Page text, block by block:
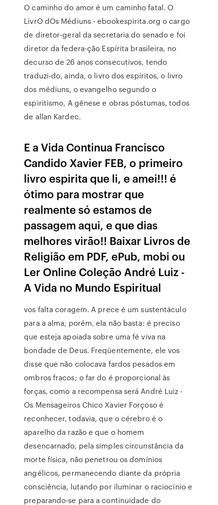
O caminho do amor é um caminho fatal. O
LivrO dOs Médiuns - ebookespirita.org o cargo
de diretor-geral da secretaria do senado e foi
diretor da federa-ção Espírita brasileira, no
decurso de 26 anos consecutivos, tendo
traduzi-do, ainda, o livro dos espíritos, o livro
dos médiuns, o evangelho segundo o
espiritismo, A gênese e obras póstumas, todos
de allan Kardec.
E a Vida Continua Francisco
Candido Xavier FEB, o primeiro
livro espirita que li, e amei!!! é
ótimo para mostrar que
realmente só estamos de
passagem aqui, e que dias
melhores virão!! Baixar Livros de
Religião em PDF, ePub, mobi ou
Ler Online Coleção André Luiz -
A Vida no Mundo Espiritual
vos falta coragem. A prece é um sustentáculo
para a alma, porém, ela não basta: é preciso
que esteja apoiada sobre uma fé viva na
bondade de Deus. Freqüentemente, ele vos
disse que não colocava fardos pesados em
ombros fracos; o far do é proporcional às
forças, como a recompensa será André Luiz -
Os Mensageiros Chico Xavier Forçoso é
reconhecer, todavia, que o cérebro é o
aparelho da razão e que o homem
desencarnado, pela simples circunstância da
morte física, não penetrou os domínios
angélicos, permanecendo diante da própria
consciência, lutando por iluminar o raciocínio e
preparando-se para a continuidade do